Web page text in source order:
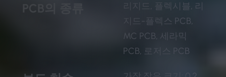
리지드, 플렉시블, 리
지드-플렉스 PCB,
MC PCB, 세라믹
PCB, 로저스 PCB